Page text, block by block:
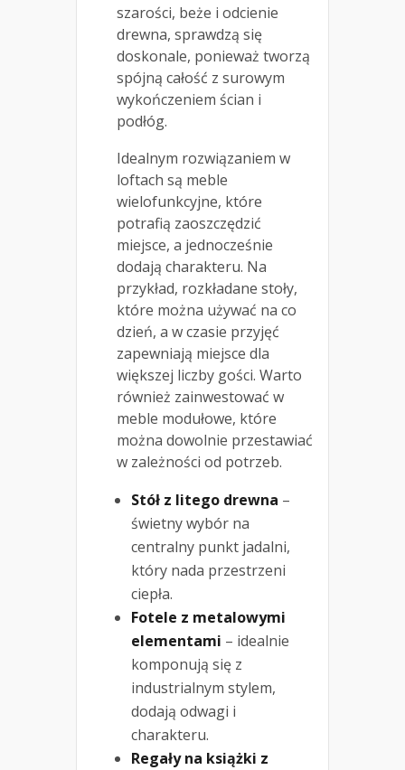
szarości, beże i odcienie
drewna, sprawdzą się
doskonale, ponieważ tworzą
spójną całość z surowym
wykończeniem ścian i
podłóg.
Idealnym rozwiązaniem w
loftach są meble
wielofunkcyjne, które
potrafią zaoszczędzić
miejsce, a jednocześnie
dodają charakteru. Na
przykład, rozkładane stoły,
które można używać na co
dzień, a w czasie przyjęć
zapewniają miejsce dla
większej liczby gości. Warto
również zainwestować w
meble modułowe, które
można dowolnie przestawiać
w zależności od potrzeb.
Stół z litego drewna –
świetny wybór na
centralny punkt jadalni,
który nada przestrzeni
ciepła.
Fotele z metalowymi
elementami – idealnie
komponują się z
industrialnym stylem,
dodają odwagi i
charakteru.
Regały na książki z